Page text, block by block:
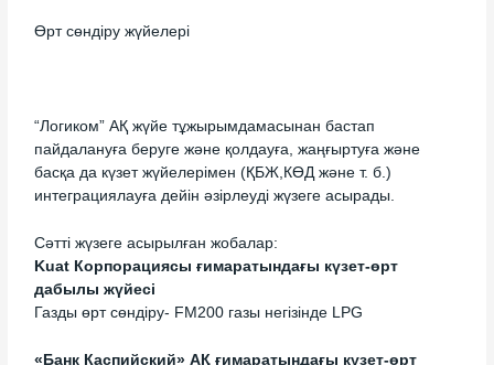
Өрт сөндіру жүйелері
“Логиком” АҚ жүйе тұжырымдамасынан бастап
пайдалануға беруге және қолдауға, жаңғыртуға және
басқа да күзет жүйелерімен (ҚБЖ,КӨД және т. б.)
интеграциялауға дейін әзірлеуді жүзеге асырады.
Сәтті жүзеге асырылған жобалар:
Kuat Корпорациясы ғимаратындағы күзет-өрт
дабылы жүйесі
Газды өрт сөндіру- FM200 газы негізінде LPG
«Банк Каспийский» АҚ ғимаратындағы күзет-өрт